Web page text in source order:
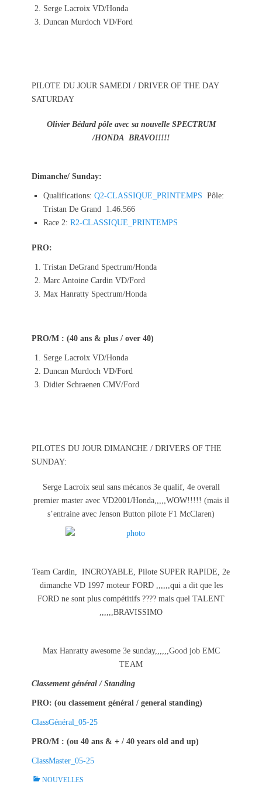
Serge Lacroix VD/Honda
Duncan Murdoch VD/Ford
PILOTE DU JOUR SAMEDI / DRIVER OF THE DAY
SATURDAY
Olivier Bédard pôle avec sa nouvelle SPECTRUM
/HONDA BRAVO!!!!!
Dimanche/ Sunday:
Qualifications: Q2-CLASSIQUE_PRINTEMPS Pôle:
Tristan De Grand 1.46.566
Race 2: R2-CLASSIQUE_PRINTEMPS
PRO:
Tristan DeGrand Spectrum/Honda
Marc Antoine Cardin VD/Ford
Max Hanratty Spectrum/Honda
PRO/M : (40 ans & plus / over 40)
Serge Lacroix VD/Honda
Duncan Murdoch VD/Ford
Didier Schraenen CMV/Ford
PILOTES DU JOUR DIMANCHE / DRIVERS OF THE
SUNDAY:
Serge Lacroix seul sans mécanos 3e qualif, 4e overall
premier master avec VD2001/Honda,,,,,WOW!!!!! (mais il
s’entraine avec Jenson Button pilote F1 McClaren)
Team Cardin, INCROYABLE, Pilote SUPER RAPIDE, 2e
dimanche VD 1997 moteur FORD ,,,,,,qui a dit que les
FORD ne sont plus compétitifs ???? mais quel TALENT
,,,,,,BRAVISSIMO
Max Hanratty awesome 3e sunday,,,,,,Good job EMC
TEAM
Classement général / Standing
PRO: (ou classement général / general standing)
ClassGénéral_05-25
PRO/M : (ou 40 ans & + / 40 years old and up)
ClassMaster_05-25
C
NOUVELLES